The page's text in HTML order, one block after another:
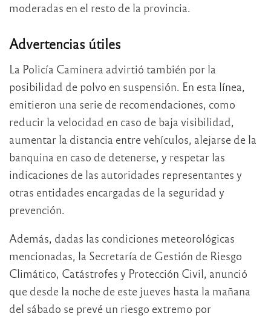
moderadas en el resto de la provincia.
Advertencias útiles
La Policía Caminera advirtió también por la
posibilidad de polvo en suspensión. En esta línea,
emitieron una serie de recomendaciones, como
reducir la velocidad en caso de baja visibilidad,
aumentar la distancia entre vehículos, alejarse de la
banquina en caso de detenerse, y respetar las
indicaciones de las autoridades representantes y
otras entidades encargadas de la seguridad y
prevención.
Además, dadas las condiciones meteorológicas
mencionadas, la Secretaría de Gestión de Riesgo
Climático, Catástrofes y Protección Civil, anunció
que desde la noche de este jueves hasta la mañana
del sábado se prevé un riesgo extremo por